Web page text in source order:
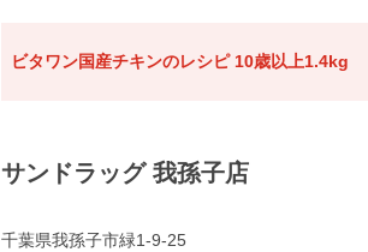
ビタワン国産チキンのレシピ 10歳以上1.4kg
サンドラッグ 我孫子店
千葉県我孫子市緑1-9-25